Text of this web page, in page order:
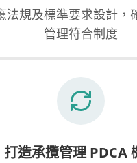
法規及標準要求設計，
管理符合制度
打造承攬管理 PDCA